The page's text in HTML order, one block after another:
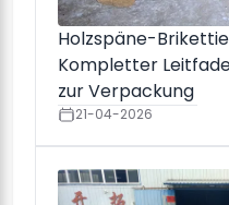
Holzspäne-
Kompletter
zur Verpackung
21-04-2026